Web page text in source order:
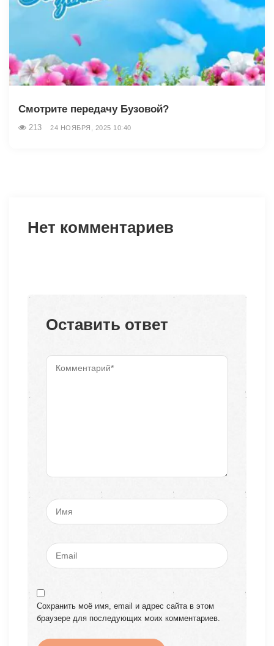
Смотрите передачу Бузовой?
213 24 НОЯБРЯ, 2025 10:40
Нет комментариев
Оставить ответ
Сохранить моё имя, email и адрес сайта в этом
браузере для последующих моих комментариев.